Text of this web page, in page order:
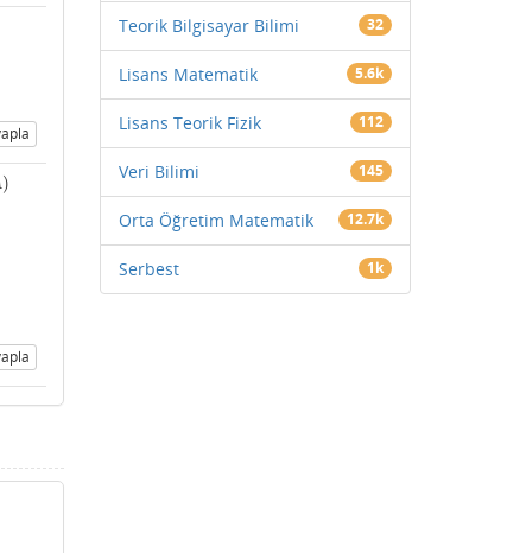
)
Teorik Bilgisayar Bilimi 32
Lisans Matematik 5.6k
Lisans Teorik Fizik 112
Veri Bilimi 145
Orta Öğretim Matematik 12.7k
Serbest 1k